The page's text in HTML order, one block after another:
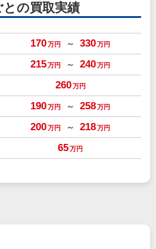
との買取実績
170万円 ～ 330万円
215万円 ～ 240万円
260 万円
190万円 ～ 258万円
200万円 ～ 218万円
65万円